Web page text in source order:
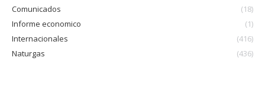
Comunicados
(18)
Informe economico
(1)
Internacionales
(416)
Naturgas
(436)